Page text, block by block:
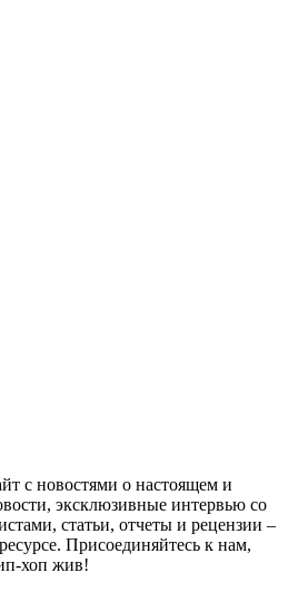
с новостями о настоящем и
эксклюзивные интервью со
статьи, отчеты и рецензии –
Присоединяйтесь к нам,
хоп жив!